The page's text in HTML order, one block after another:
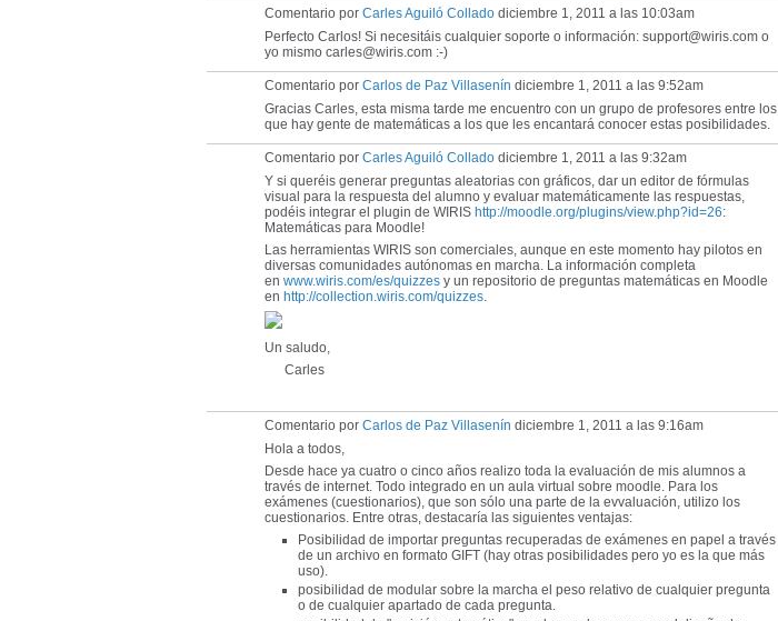
Comentario por Carles Aguiló Collado diciembre 1, 2011 a las 10:03am
Perfecto Carlos! Si necesitáis cualquier soporte o información: support@wiris.com o
yo mismo carles@wiris.com :-)
Comentario por Carlos de Paz Villasenín diciembre 1, 2011 a las 9:52am
Gracias Carles, esta misma tarde me encuentro con un grupo de profesores entre los
que hay gente de matemáticas a los que les encantará conocer estas posibilidades.
Comentario por Carles Aguiló Collado diciembre 1, 2011 a las 9:32am
Y si queréis generar preguntas aleatorias con gráficos, dar un editor de fórmulas
visual para la respuesta del alumno y evaluar matemáticamente las respuestas,
podéis integrar el plugin de WIRIS http://moodle.org/plugins/view.php?id=26:
Matemáticas para Moodle!
Las herramientas WIRIS son comerciales, aunque en este momento hay pilotos en
diversas comunidades autónomas en marcha. La información completa
en www.wiris.com/es/quizzes y un repositorio de preguntas matemáticas en Moodle
en http://collection.wiris.com/quizzes.
Un saludo,
Carles
Comentario por Carlos de Paz Villasenín diciembre 1, 2011 a las 9:16am
Hola a todos,
Desde hace ya cuatro o cinco años realizo toda la evaluación de mis alumnos a
través de internet. Todo integrado en un aula virtual sobre moodle. Para los
exámenes (cuestionarios), que son sólo una parte de la evvaluación, utilizo los
cuestionarios. Entre otras, destacaría las siguientes ventajas:
Posibilidad de importar preguntas recuperadas de exámenes en papel a través
de un archivo en formato GIFT (hay otras posibilidades pero yo es la que más
uso).
posibilidad de modular sobre la marcha el peso relativo de cualquier pregunta
o de cualquier apartado de cada pregunta.